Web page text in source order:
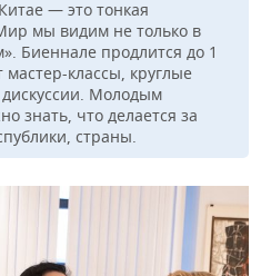
— это тонкая
мы видим не только в
Биеннале продлится до 1
мастер-классы, круглые
Молодым
знать, что делается за
страны.